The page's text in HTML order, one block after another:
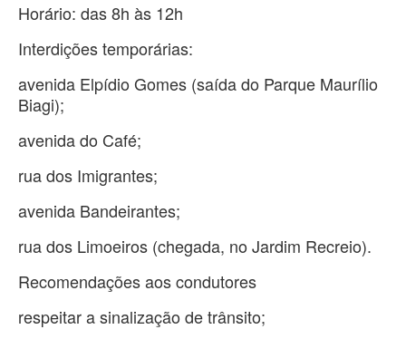
Horário: das 8h às 12h
Interdições temporárias:
avenida Elpídio Gomes (saída do Parque Maurílio
Biagi);
avenida do Café;
rua dos Imigrantes;
avenida Bandeirantes;
rua dos Limoeiros (chegada, no Jardim Recreio).
Recomendações aos condutores
respeitar a sinalização de trânsito;